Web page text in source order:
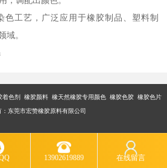
色工艺，广泛应用于橡胶制品、塑料制
域。
着色剂 橡胶颜料 橡天然橡胶专用颜色 橡胶色胶 橡胶色片
：东莞市宏赞橡胶原料有限公司
13902619889 在线留言